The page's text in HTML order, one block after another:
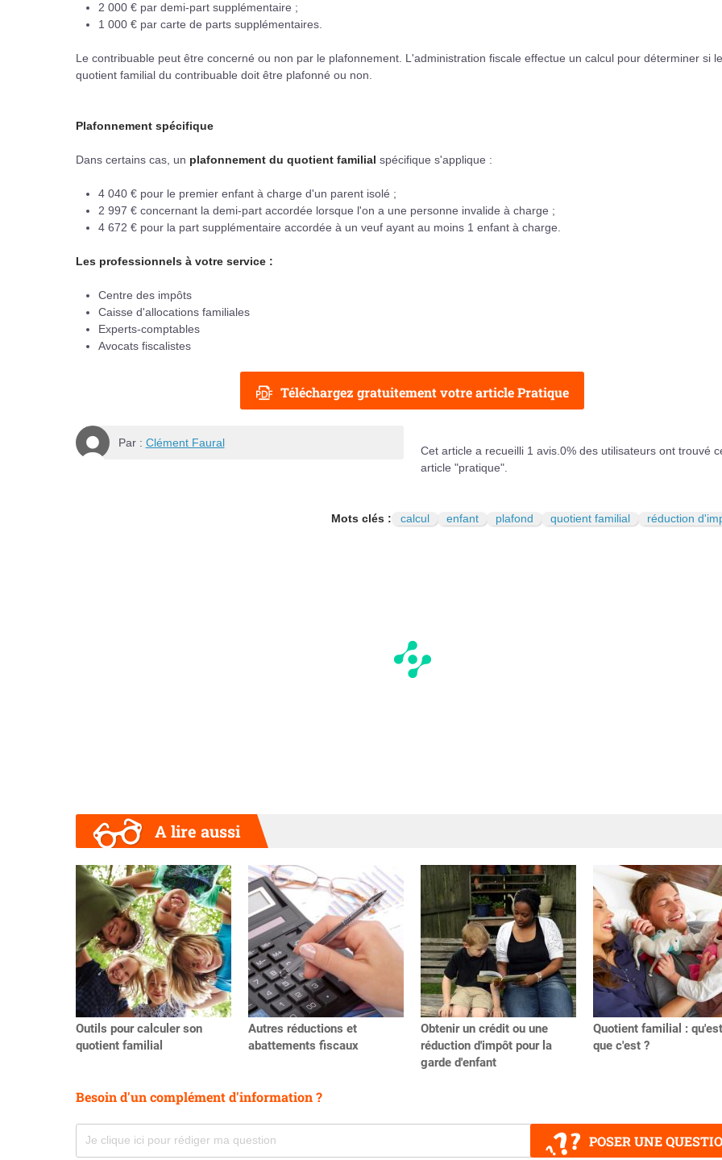
2 000 € par demi-part supplémentaire ;
1 000 € par carte de parts supplémentaires.
Le contribuable peut être concerné ou non par le plafonnement. L'administration fiscale effectue un calcul pour déterminer si le
quotient familial du contribuable doit être plafonné ou non.
Plafonnement spécifique
Dans certains cas, un plafonnement du quotient familial spécifique s'applique :
4 040 € pour le premier enfant à charge d'un parent isolé ;
2 997 € concernant la demi-part accordée lorsque l'on a une personne invalide à charge ;
4 672 € pour la part supplémentaire accordée à un veuf ayant au moins 1 enfant à charge.
Les professionnels à votre service :
Centre des impôts
Caisse d'allocations familiales
Experts-comptables
Avocats fiscalistes
Téléchargez gratuitement votre article Pratique
Par : Clément Faural
Cet article a recueilli 1 avis. 0% des utilisateurs ont trouvé
article "pratique".
Mots clés : calcul enfant plafond quotient familial réduction
A lire aussi
Outils pour calculer son
quotient familial
Autres réductions et
abattements fiscaux
Obtenir un crédit ou une
réduction d'impôt pour la
garde d'enfant
Quotient familial :
que c'est ?
Précédent
Besoin d'un complément d'information ?
POSER UNE